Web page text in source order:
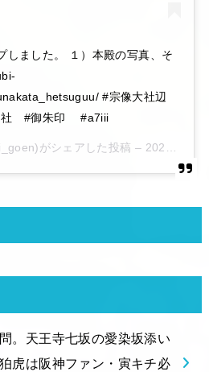
しました。 １）本殿の写真、そ
#宗像大社辺
#御朱印 #a7iii
がシェアした投稿 – 2020年 6月月6日午後10時15分PDT
。天王寺七坂の愛染坂添い
虎は阪神ファン・寅キチ必